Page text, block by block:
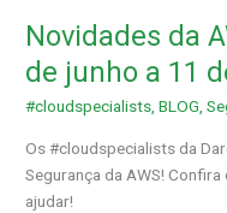
Novidades da
de junho a 11
#cloudspecialists,BLOG,
Os #cloudspecialists da
Segurança da AWS!
ajudar!
a
11
de
julho